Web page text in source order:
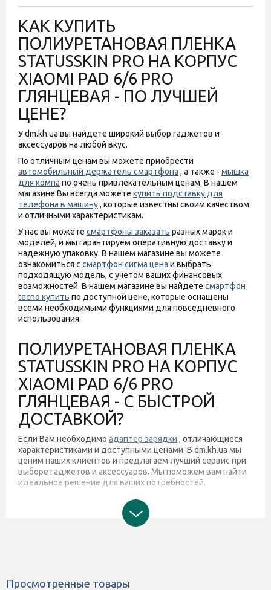
КАК КУПИТЬ
ПОЛИУРЕТАНОВАЯ ПЛЕНКА
STATUSSKIN PRO НА КОРПУС
XIAOMI PAD 6/6 PRO
ГЛЯНЦЕВАЯ - ПО ЛУЧШЕЙ
ЦЕНЕ?
У dm.kh.ua вы найдете широкий выбор гаджетов и
аксессуаров на любой вкус.
По отличным ценам вы можете приобрести
автомобильный держатель смартфона , а также - мышка
для компа по очень привлекательным ценам. В нашем
магазине Вы всегда можете купить подставку для
телефона в машину, которые известны своим качеством
и отличными характеристикам.
У нас вы можете смартфоны заказать разных марок и
моделей, и мы гарантируем оперативную доставку и
надежную упаковку. В нашем магазине вы можете
ознакомиться с смартфон сигма цена и выбрать
подходящую модель, с учетом ваших финансовых
возможностей. В нашем магазине вы найдете смартфон
tecno купить по доступной цене, которые оснащены
всеми необходимыми функциями для повседневного
использования.
ПОЛИУРЕТАНОВАЯ ПЛЕНКА
STATUSSKIN PRO НА КОРПУС
XIAOMI PAD 6/6 PRO
ГЛЯНЦЕВАЯ - С БЫСТРОЙ
ДОСТАВКОЙ?
Если Вам необходимо адаптер зарядки , отличающиеся
характеристиками и доступными ценами. В dm.kh.ua мы
ценим наших клиентов и предлагаем лучший сервис при
выборе гаджетов и аксессуаров. Мы поможем вам найти
идеальное решение для ваших потребностей.
Просмотренные товары